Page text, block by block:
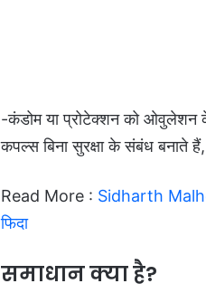
-कंडोम या प्रोटेक्शन को ओवुलेशन
कपल्स बिना सुरक्षा के संबंध बनाते
Read More : Sidharth
फिदा
समाधान क्या है?